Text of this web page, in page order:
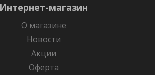
Интернет-магазин
О магазине
Новости
Акции
Оферта